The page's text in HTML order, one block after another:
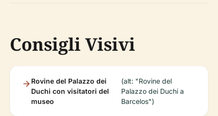
Consigli Visivi
Rovine del Palazzo dei
Duchi con visitatori del
museo
(alt: "Rovine del
Palazzo dei Duchi a
Barcelos")